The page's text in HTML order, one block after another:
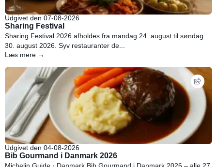
Udgivet den 07-08-2026
Sharing Festival
Sharing Festival 2026 afholdes fra mandag 24. august til søndag
30. august 2026. Syv restauranter de...
Læs mere →
Udgivet den 04-08-2026
Bib Gourmand i Danmark 2026
Michelin Guide · Danmark Bib Gourmand i Danmark 2026 – alle 27